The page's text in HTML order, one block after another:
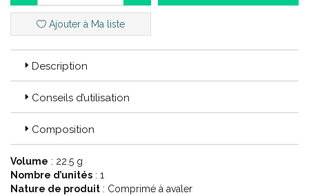
Code ACL : 9531725
Code EAN : 3595895317250
Ajouter à Ma liste
Description
Conseils d’utilisation
Composition
Volume : 22.5 g
Nombre d’unités : 1
Nature de produit : Comprimé à avaler